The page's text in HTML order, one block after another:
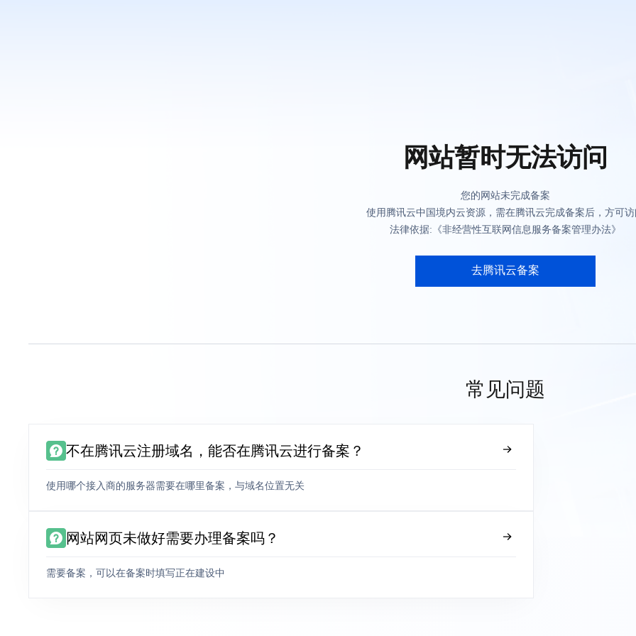
网站暂时无法访问
您的网站未完成备案
使用腾讯云中国境内云资源，需在腾讯云完成备案后，方可
法律依据:《非经营性互联网信息服务备案管理办法》
去腾讯云备案
常见问题
不在腾讯云注册域名，能否在腾讯云进行备案？
使用哪个接入商的服务器需要在哪里备案，与域名位置无关
网站网页未做好需要办理备案吗？
需要备案，可以在备案时填写正在建设中